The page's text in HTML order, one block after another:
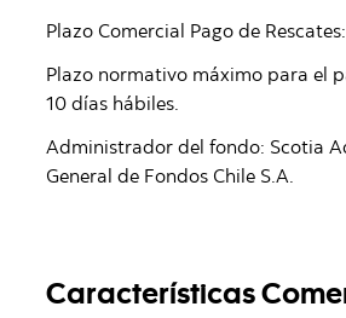
Plazo Comercial Pago de
Plazo normativo máximo para el
10 días hábiles.
Administrador del fondo: Scotia
General de Fondos Chile S.A.
Características